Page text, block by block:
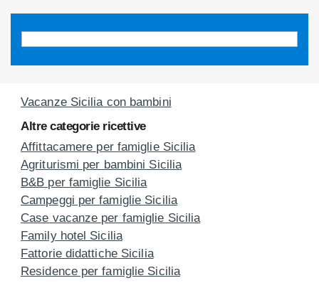
Vacanze Sicilia con bambini
Altre categorie ricettive
Affittacamere per famiglie Sicilia
Agriturismi per bambini Sicilia
B&B per famiglie Sicilia
Campeggi per famiglie Sicilia
Case vacanze per famiglie Sicilia
Family hotel Sicilia
Fattorie didattiche Sicilia
Residence per famiglie Sicilia